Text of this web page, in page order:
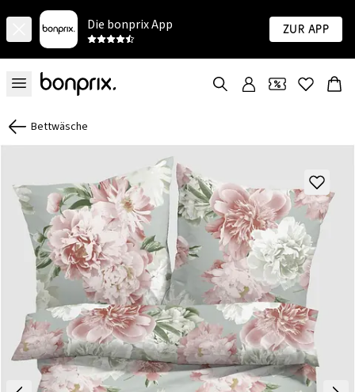
Die bonprix App Zur App
Bettwäsche